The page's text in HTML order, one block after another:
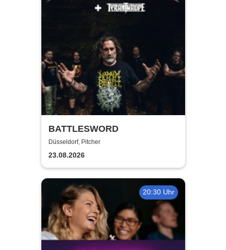
BATTLESWORD
Düsseldorf, Pitcher
23.08.2026
20:30 Uhr